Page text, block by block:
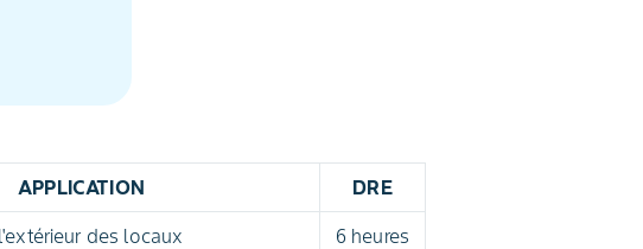
APPLICATION DRE
des locaux 6 heures